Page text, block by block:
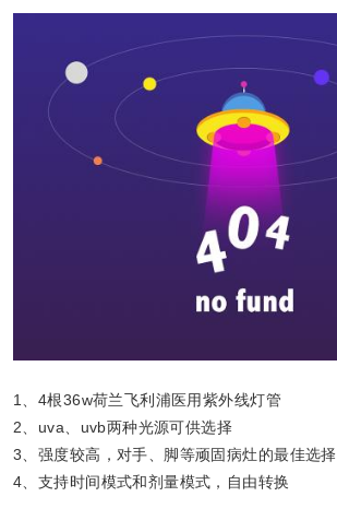
1、4根36w荷兰飞利浦医用紫外线灯管
2、uva、uvb两种光源可供选择
3、强度较高，对手、脚等顽固病灶的最佳选择
4、支持时间模式和剂量模式，自由转换